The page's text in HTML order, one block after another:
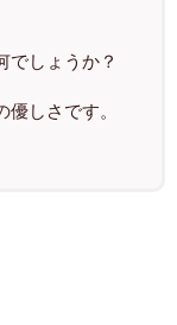
でしょうか？
しさです。